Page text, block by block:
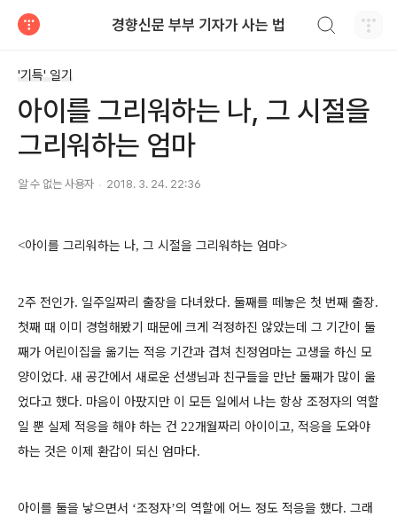
경향신문 부부 기자가 사는 법
'기특' 일기
아이를 그리워하는 나, 그 시절을
그리워하는 엄마
알 수 없는 사용자 2018. 3. 24. 22:36
<아이를 그리워하는 나, 그 시절을 그리워하는 엄마>
2주 전인가. 일주일짜리 출장을 다녀왔다. 둘째를 떼놓은 첫 번째 출장.
첫째 때 이미 경험해봤기 때문에 크게 걱정하진 않았는데 그 기간이 둘
째가 어린이집을 옮기는 적응 기간과 겹쳐 친정엄마는 고생을 하신 모
양이었다. 새 공간에서 새로운 선생님과 친구들을 만난 둘째가 많이 울
었다고 했다. 마음이 아팠지만 이 모든 일에서 나는 항상 조정자의 역할
일 뿐 실제 적응을 해야 하는 건 22개월짜리 아이이고, 적응을 도와야
하는 것은 이제 환갑이 되신 엄마다.
아이를 둘을 낳으면서 ‘조정자’의 역할에 어느 정도 적응을 했다. 그래